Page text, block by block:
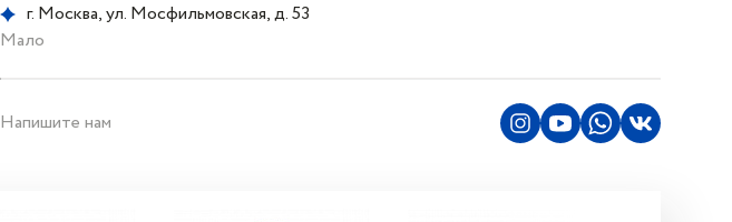
г. Москва, ул. Мосфильмовская, д. 53
Мало
Напишите нам